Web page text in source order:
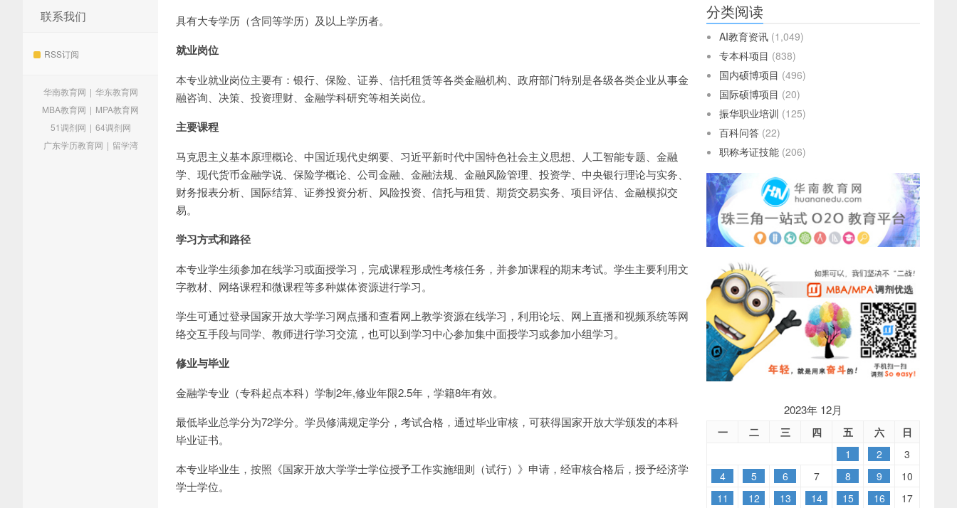
联系我们
RSS订阅
华南教育网 | 华东教育网
MBA教育网 | MPA教育网
51调剂网 | 64调剂网
广东学历教育网 | 留学湾
具有大专学历（含同等学历）及以上学历者。
就业岗位
本专业就业岗位主要有：银行、保险、证券、信托租赁等各类金融机构、政府部门特别是各级各类企业从事金
融咨询、决策、投资理财、金融学科研究等相关岗位。
主要课程
马克思主义基本原理概论、中国近现代史纲要、习近平新时代中国特色社会主义思想、人工智能专题、金融
学、现代货币金融学说、保险学概论、公司金融、金融法规、金融风险管理、投资学、中央银行理论与实务、
财务报表分析、国际结算、证券投资分析、风险投资、信托与租赁、期货交易实务、项目评估、金融模拟交
易。
学习方式和路径
本专业学生须参加在线学习或面授学习，完成课程形成性考核任务，并参加课程的期末考试。学生主要利用文
字教材、网络课程和微课程等多种媒体资源进行学习。
学生可通过登录国家开放大学学习网点播和查看网上教学资源在线学习，利用论坛、网上直播和视频系统等网
络交互手段与同学、教师进行学习交流，也可以到学习中心参加集中面授学习或参加小组学习。
修业与毕业
金融学专业（专科起点本科）学制2年,修业年限2.5年，学籍8年有效。
最低毕业总学分为72学分。学员修满规定学分，考试合格，通过毕业审核，可获得国家开放大学颁发的本科
毕业证书。
本专业毕业生，按照《国家开放大学学士学位授予工作实施细则（试行）》申请，经审核合格后，授予经济学
学士学位。
分类阅读
AI教育资讯 (1,049)
专本科项目 (838)
国内硕博项目 (496)
国际硕博项目 (20)
振华职业培训 (125)
百科问答 (22)
职称考证技能 (206)
2023年 12月
一 二 三 四 五 六
日
1
2
3
4
5 6 7 8 9
10
11
12 13 14 15 16
17